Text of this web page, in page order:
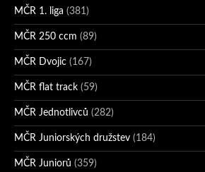
MČR 1. liga (381)
MČR 250 ccm (89)
MČR Dvojic (167)
MČR flat track (59)
MČR Jednotlivců (282)
MČR Juniorských družstev (184)
MČR Juniorů (359)